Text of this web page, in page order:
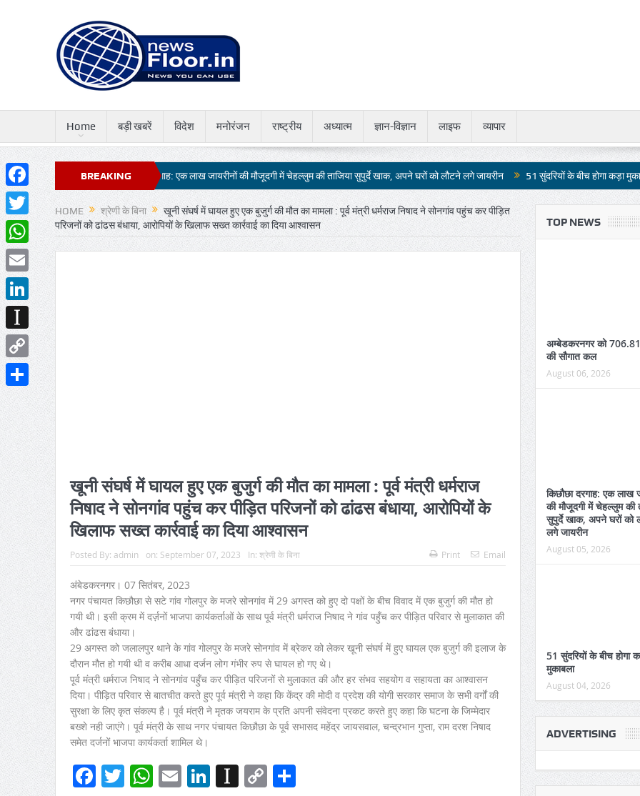
Home बड़ी खबरें विदेश मनोरंजन राष्ट्रीय अध्यात्म ज्ञान-विज्ञान लाइफ व्यापार
BREAKING
NEWS
कल किछौछा दरगाह: एक लाख जायरीनों की मौजूदगी में चेहल्लुम की ताजिया सुपुर्दे खाक, अपने घरों को लौटने लगे जायरीन 51 सुंदरियों के बीच होगा कड़ा मुकाबला
HOME श्रेणी के बिना
खूनी संघर्ष में घायल हुए एक बुजुर्ग की मौत का मामला : पूर्व मंत्री धर्मराज निषाद ने सोनगांव पहुंच कर पीड़ित
परिजनों को ढांढस बंधाया, आरोपियों के खिलाफ सख्त कार्रवाई का दिया आश्वासन
खूनी संघर्ष में घायल हुए एक बुजुर्ग की मौत का मामला : पूर्व मंत्री धर्मराज
निषाद ने सोनगांव पहुंच कर पीड़ित परिजनों को ढांढस बंधाया, आरोपियों के
खिलाफ सख्त कार्रवाई का दिया आश्वासन
Posted By: admin on: September 07, 2023 In: श्रेणी के बिना Print Email
अंबेडकरनगर। 07 सितंबर, 2023
नगर पंचायत किछौछा से सटे गांव गोलपुर के मजरे सोनगांव में 29 अगस्त को हुए दो पक्षों के बीच विवाद में एक बुजुर्ग की मौत हो
गयी थी। इसी क्रम में दर्ज़नों भाजपा कार्यकर्ताओं के साथ पूर्व मंत्री धर्मराज निषाद ने गांव पहुँच कर पीड़ित परिवार से मुलाकात की
और ढांढस बंधाया।
29 अगस्त को जलालपुर थाने के गांव गोलपुर के मजरे सोनगांव में ब्रेकर को लेकर खूनी संघर्ष में हुए घायल एक बुजुर्ग की इलाज के
दौरान मौत हो गयी थी व करीब आधा दर्जन लोग गंभीर रुप से घायल हो गए थे।
पूर्व मंत्री धर्मराज निषाद ने सोनगांव पहुँच कर पीड़ित परिजनों से मुलाकात की और हर संभव सहयोग व सहायता का आश्वासन
दिया। पीड़ित परिवार से बातचीत करते हुए पूर्व मंत्री ने कहा कि केंद्र की मोदी व प्रदेश की योगी सरकार समाज के सभी वर्गों की
सुरक्षा के लिए कृत संकल्प है। पूर्व मंत्री ने मृतक जयराम के प्रति अपनी संवेदना प्रकट करते हुए कहा कि घटना के जिम्मेदार
बख्शे नही जाएंगे। पूर्व मंत्री के साथ नगर पंचायत किछौछा के पूर्व सभासद महेंद्र जायसवाल, चन्द्रभान गुप्ता, राम दरश निषाद
समेत दर्जनों भाजपा कार्यकर्ता शामिल थे।
Facebook
Twitter
WhatsApp
EmailLinkedIn
Instapaper
CopyShare
TOP NEWS
अम्बेडकरनगर को
की सौगात कल
August 06, 2026
किछौछा दरगाह: एक लाख
की मौजूदगी में चेहल्लुम की
सुपुर्दे खाक, अपने घरों को
लगे जायरीन
August 05, 2026
51 सुंदरियों के बीच होगा
मुकाबला
August 04, 2026
ADVERTISING
Facebook
Twitter
WhatsApp
Email
LinkedIn
Instapaper
Copy
Link
Share